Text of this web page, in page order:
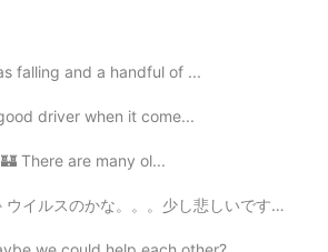
2020.09.25 10:26
falling and a handful of ...
driver when it come...
There are many ol...
ランに僕はちょくちょく行きます。全部社員は日本人いる、時々少...